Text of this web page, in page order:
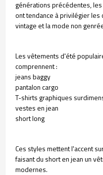
générations précédentes,
ont tendance à privilégier
vintage et la mode non
Les vêtements d'été
comprennent :
jeans baggy
pantalon cargo
T-shirts graphiques
vestes en jean
short long
Ces styles mettent l'accent
faisant du short en jean un
modernes.